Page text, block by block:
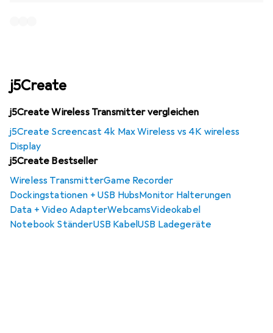
j5Create
j5Create Wireless Transmitter vergleichen
j5Create Screencast 4k Max Wireless vs 4K wireless
Display
j5Create Bestseller
Wireless TransmitterGame Recorder
Dockingstationen + USB HubsMonitor Halterungen
Data + Video AdapterWebcamsVideokabel
Notebook StänderUSB KabelUSB Ladegeräte